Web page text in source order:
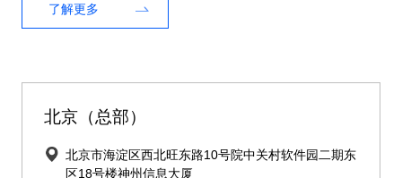
了解更多
北京（总部）
北京市海淀区西北旺东路10号院中关村软件园二期东
区18号楼神州信息大厦